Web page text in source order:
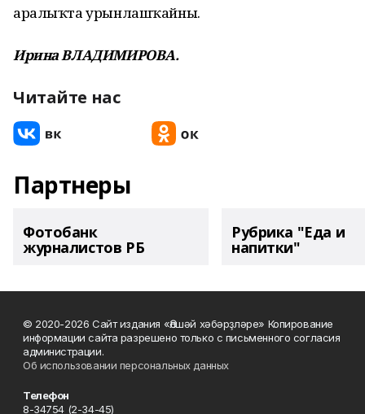
аралыҡта урынлашҡайны.
Ирина ВЛАДИМИРОВА.
Читайте нас
Партнеры
Фотобанк
журналистов РБ
Рубрика "Еда и
напитки"
© 2020-2026 Сайт издания «Әлшәй хәбәрҙләре» Копирование
информации сайта разрешено только с письменного согласия
администрации.
Об использовании персональных данных
Телефон
8-34754 (2-34-45)